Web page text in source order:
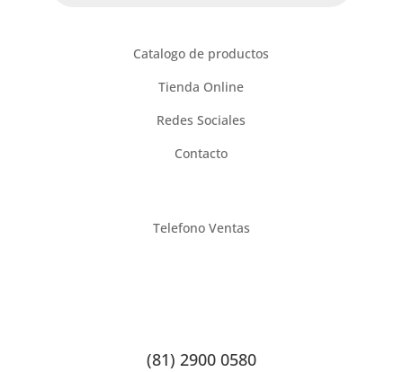
Catalogo de productos
Tienda Online
Redes Sociales
Contacto
Telefono Ventas
(81) 2900 0580